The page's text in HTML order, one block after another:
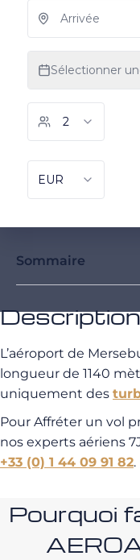
Sommaire
L’aéroport de
longueur de 1140
uniquement des
Pour Affréter un vol
nos experts aériens
+33 (0) 1 44 09 91 82.
Pourquoi